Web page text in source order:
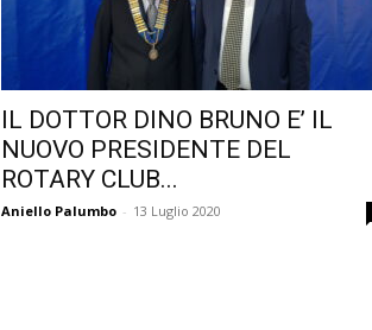
IL DOTTOR DINO BRUNO E’ IL
NUOVO PRESIDENTE DEL
ROTARY CLUB...
Aniello Palumbo - 13 Luglio 2020